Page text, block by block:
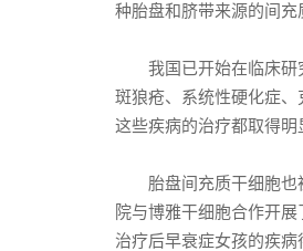
种胎盘和脐带来源的间充
我国已开始在临床研究
斑狼疮、系统性硬化症
这些疾病的治疗都取得明
胎盘间充质干细胞也被
院与博雅干细胞合作开
治疗后早衰症女孩的疾